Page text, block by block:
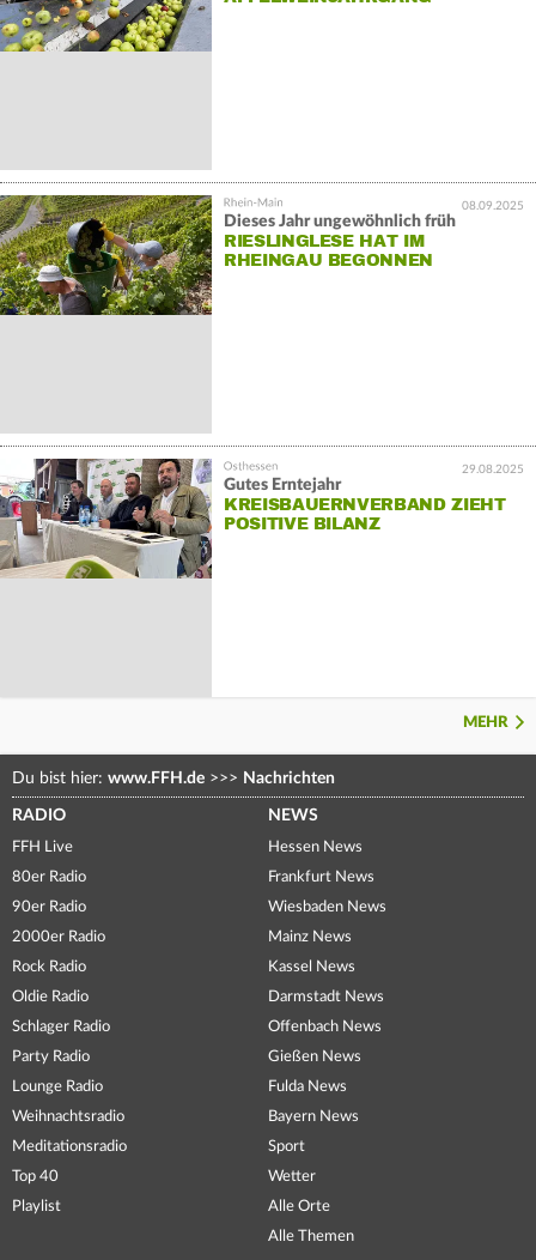
08.09.2025
Dieses Jahr ungewöhnlich früh
RIESLINGLESE HAT IM
RHEINGAU BEGONNEN
29.08.2025
Gutes Erntejahr
KREISBAUERNVERBAND ZIEHT
POSITIVE BILANZ
MEHR
Du bist hier: www.FFH.de >>> Nachrichten
RADIO
FFH Live
80er Radio
90er Radio
2000er Radio
Rock Radio
Oldie Radio
Schlager Radio
Party Radio
Lounge Radio
Weihnachtsradio
Meditationsradio
Top 40
Playlist
NEWS
Hessen News
Frankfurt News
Wiesbaden News
Mainz News
Kassel News
Darmstadt News
Offenbach News
Gießen News
Fulda News
Bayern News
Sport
Wetter
Alle Orte
Alle Themen